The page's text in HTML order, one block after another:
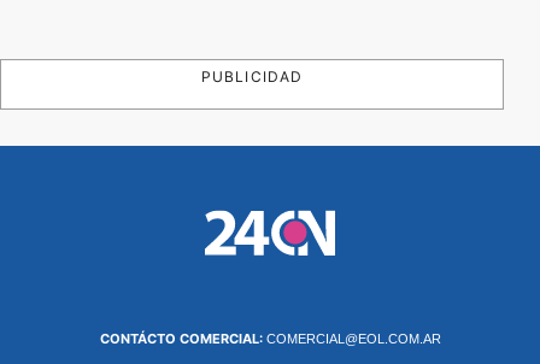
PUBLICIDAD
CONTÁCTO COMERCIAL: COMERCIAL@EOL.COM.AR